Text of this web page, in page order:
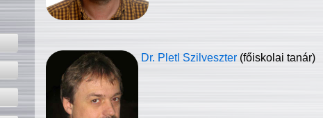
Dr. Pletl Szilveszter (főiskolai tanár)